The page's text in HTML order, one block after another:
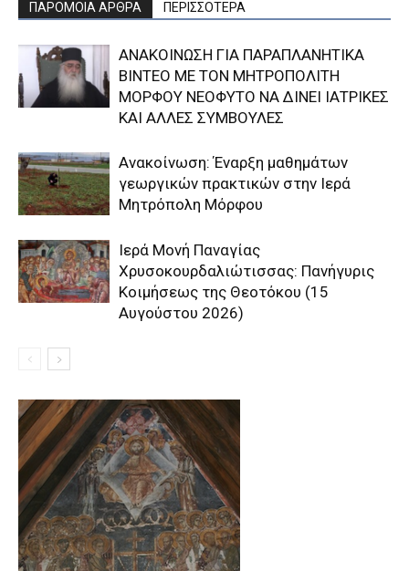
ΠΑΡΟΜΟΙΑ ΑΡΘΡΑ ΠΕΡΙΣΣΟΤΕΡΑ
ΑΝΑΚΟΙΝΩΣΗ ΓΙΑ ΠΑΡΑΠΛΑΝΗΤΙΚΑ
ΒΙΝΤΕΟ ΜΕ ΤΟΝ ΜΗΤΡΟΠΟΛΙΤΗ
ΜΟΡΦΟΥ ΝΕΟΦΥΤΟ ΝΑ ΔΙΝΕΙ ΙΑΤΡΙΚΕΣ
ΚΑΙ ΑΛΛΕΣ ΣΥΜΒΟΥΛΕΣ
Ανακοίνωση: Έναρξη μαθημάτων
γεωργικών πρακτικών στην Ιερά
Μητρόπολη Μόρφου
Ιερά Μονή Παναγίας
Χρυσοκουρδαλιώτισσας: Πανήγυρις
Κοιμήσεως της Θεοτόκου (15
Αυγούστου 2026)